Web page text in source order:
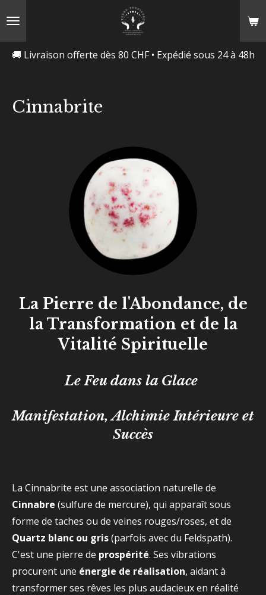
🚚 Livraison offerte dès 80 CHF • Expédié sous 24 à 48h
Cinnabrite
La Pierre de l'Abondance, de
la Transformation et de la
Vitalité Spirituelle
Le Feu dans la Glace
Manifestation, Alchimie Intérieure et
Succès
La Cinnabrite est une association naturelle de
Cinnabre (sulfure de mercure), qui apparaît sous
forme de taches ou de veines rouges/roses, et de
Quartz blanc ou gris(parfois avec du Feldspath).
C'est une pierre de prospérité. Ses vibrations
procurent une énergie de réalisation, aidant à
transformer ses rêves les plus audacieux en réalité